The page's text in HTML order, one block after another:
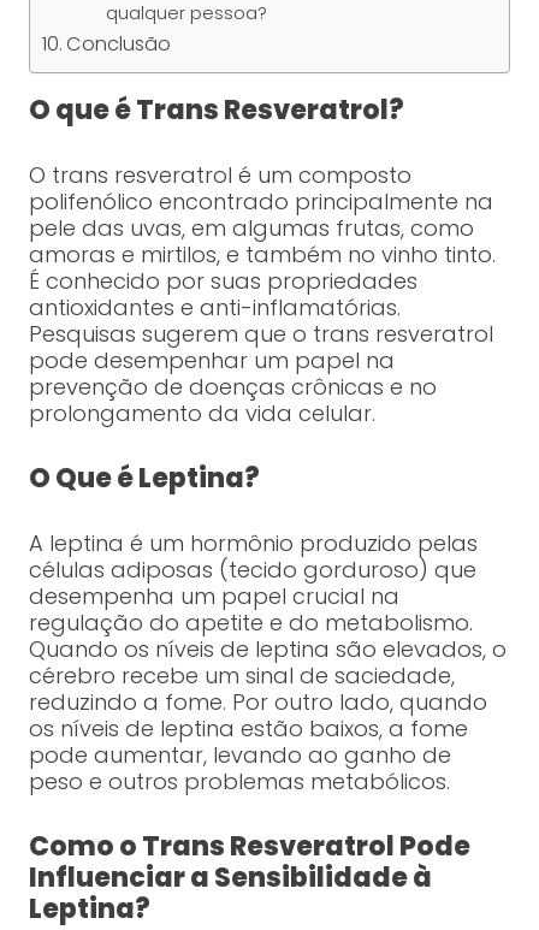
qualquer pessoa?
Conclusão
O que é Trans Resveratrol?
O trans resveratrol é um composto
polifenólico encontrado principalmente na
pele das uvas, em algumas frutas, como
amoras e mirtilos, e também no vinho tinto.
É conhecido por suas propriedades
antioxidantes e anti-inflamatórias.
Pesquisas sugerem que o trans resveratrol
pode desempenhar um papel na
prevenção de doenças crônicas e no
prolongamento da vida celular.
O Que é Leptina?
A leptina é um hormônio produzido pelas
células adiposas (tecido gorduroso) que
desempenha um papel crucial na
regulação do apetite e do metabolismo.
Quando os níveis de leptina são elevados, o
cérebro recebe um sinal de saciedade,
reduzindo a fome. Por outro lado, quando
os níveis de leptina estão baixos, a fome
pode aumentar, levando ao ganho de
peso e outros problemas metabólicos.
Como o Trans Resveratrol Pode
Influenciar a Sensibilidade à
Leptina?